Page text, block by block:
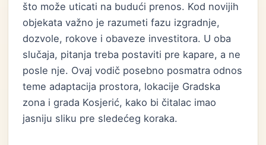
što može uticati na budući prenos. Kod novijih
objekata važno je razumeti fazu izgradnje,
dozvole, rokove i obaveze investitora. U oba
slučaja, pitanja treba postaviti pre kapare, a ne
posle nje. Ovaj vodič posebno posmatra odnos
teme adaptacija prostora, lokacije Gradska
zona i grada Kosjerić, kako bi čitalac imao
jasniju sliku pre sledećeg koraka.